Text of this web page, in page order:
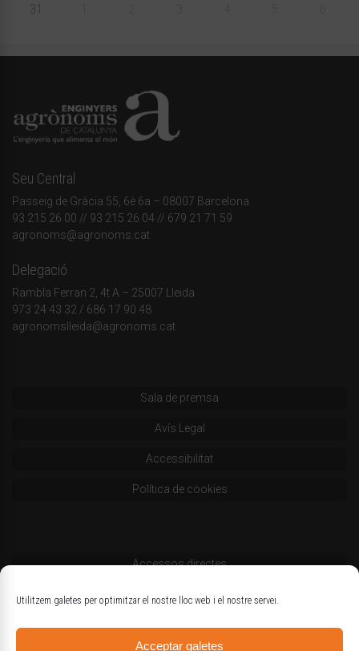
Utilitzem galetes per optimitzar el nostre lloc web i el nostre servei.
Acceptar galetes
31
Seu Central
Passeig de Gràcia 55, 6è 6a – 08007 Barcelona
93 215 26 00 // 93 215 26 04 // 679 21 71 59
agronoms@agronoms.cat
Delegació
Rambla Ferran 2, 4t A – 25007 Lleida
973 24 43 32 / 686 17 90 48
agronomslleida@agronoms.cat
Sala de premsa
Avís Legal
Accessibilitat
Política de cookies
Accessos directes
Codi deontològic
Estatuts